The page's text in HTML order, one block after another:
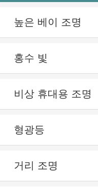
높은 베이 조명
홍수 빛
비상 휴대용 조명
형광등
거리 조명